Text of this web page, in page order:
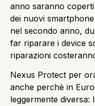
anno saranno
dei nuovi
nel secondo anno,
far riparare i device
riparazioni
Nexus Protect per
anche perchè in
leggermente